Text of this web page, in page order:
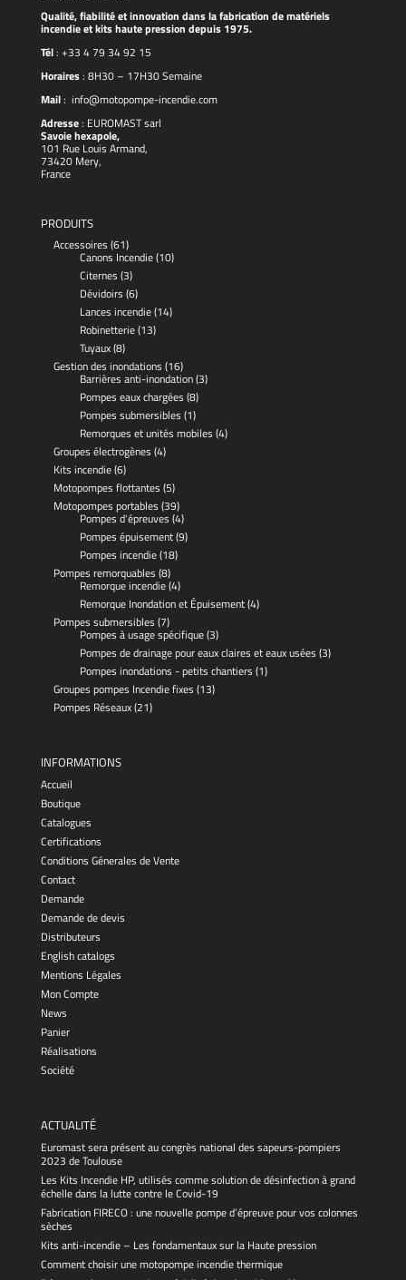
Qualité, fiabilité et innovation dans la fabrication de matériels
incendie et kits haute pression depuis 1975.
Tél: +33 4 79 34 92 15
Horaires: 8H30 – 17H30 Semaine
Mail: info@motopompe-incendie.com
Adresse: EUROMASTsarl
Savoie hexapole,
101 Rue Louis Armand,
73420 Mery,
France
PRODUITS
Accessoires (61)
Canons Incendie(10)
Citernes (3)
Dévidoirs (6)
Lances incendie(14)
Robinetterie(13)
Tuyaux(8)
Gestion des inondations (16)
Barrières anti-inondation(3)
Pompes eaux chargées (8)
Pompes submersibles (1)
Remorques et unités mobiles (4)
Groupes électrogènes (4)
Kits incendie(6)
Motopompes flottantes (5)
Motopompes portables (39)
Pompes d'épreuves (4)
Pompes épuisement(9)
Pompes incendie(18)
Pompes remorquables (8)
Remorque incendie(4)
Remorque Inondation et Épuisement(4)
Pompes submersibles (7)
Pompes à usage spécifique(3)
Pompes de drainage pour eaux claires et eaux usées (3)
Pompes inondations - petits chantiers (1)
Groupes pompes Incendie fixes (13)
Pompes Réseaux(21)
INFORMATIONS
Accueil
Boutique
Catalogues
Certifications
Conditions Génerales de Vente
Contact
Demande
Demande de devis
Distributeurs
English catalogs
Mentions Légales
Mon Compte
News
Panier
Réalisations
Société
ACTUALITÉ
Euromast sera présent au congrès national des sapeurs-pompiers
2023 de Toulouse
Les Kits Incendie HP, utilisés comme solution de désinfection à grand
échelle dans la lutte contre le Covid-19
Fabrication FIRECO : une nouvelle pompe d’épreuve pour vos colonnes
sèches
Kits anti-incendie – Les fondamentaux sur la Haute pression
Comment choisir une motopompe incendie thermique